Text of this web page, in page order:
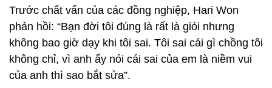
Trước chất vấn của các đồng nghiệp, Hari Won
phản hồi: “Bạn đời tôi đúng là rất là giỏi nhưng
không bao giờ dạy khi tôi sai. Tôi sai cái gì chồng tôi
không chỉ, vì anh ấy nói cái sai của em là niềm vui
của anh thì sao bắt sửa”.